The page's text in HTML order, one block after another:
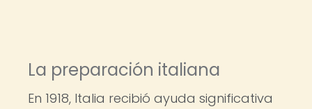
La preparación italiana
En 1918, Italia recibió ayuda significativa